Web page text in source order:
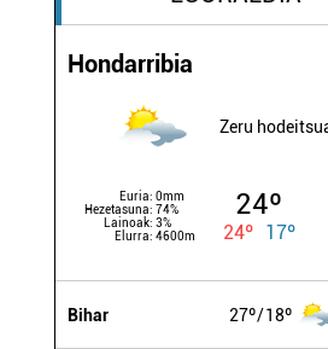
Hondarribia
Zeru
Euria: 0mm
Hezetasuna: 74%
Lainoak: 3%
Elurra: 4600m
24º
24º 17º
Bihar 27º 18º